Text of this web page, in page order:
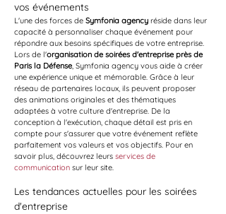
vos événements
L'une des forces de Symfonia agency réside dans leur
capacité à personnaliser chaque événement pour
répondre aux besoins spécifiques de votre entreprise.
Lors de l'organisation de soirées d'entreprise près de
Paris la Défense, Symfonia agency vous aide à créer
une expérience unique et mémorable. Grâce à leur
réseau de partenaires locaux, ils peuvent proposer
des animations originales et des thématiques
adaptées à votre culture d'entreprise. De la
conception à l'exécution, chaque détail est pris en
compte pour s'assurer que votre événement reflète
parfaitement vos valeurs et vos objectifs. Pour en
savoir plus, découvrez leurs services de
communication sur leur site.
Les tendances actuelles pour les soirées
d'entreprise